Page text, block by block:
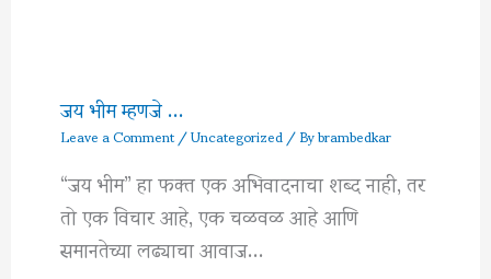
जय भीम म्हणजे …
Leave a Comment/Uncategorized/ Bybrambedkar
“जय भीम” हा फक्त एक अभिवादनाचा शब्द नाही, तर
तो एक विचार आहे, एक चळवळ आहे आणि
समानतेच्या लढ्याचा आवाज…